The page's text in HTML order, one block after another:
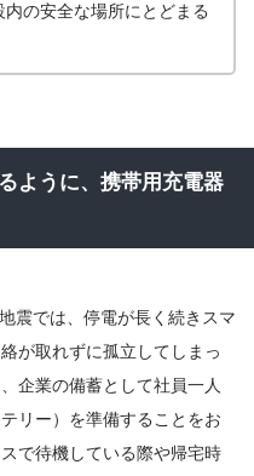
の安全な場所にとどまる
ように、携帯用充電器
震では、停電が長く続きスマ
が取れずに孤立してしまっ
企業の備蓄として社員一人
リー）を準備することをお
で待機している際や帰宅時